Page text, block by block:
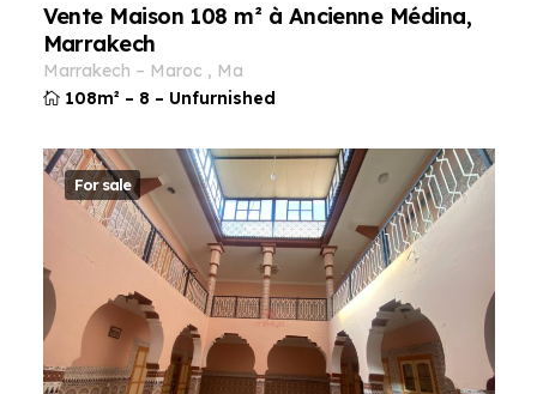
Vente Maison 108 m² à Ancienne Médina,
Marrakech
marrakech – maroc ,
ma
108m² – 8 – Unfurnished
For sale